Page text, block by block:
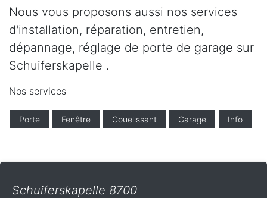
Nous vous proposons aussi nos services
d'installation, réparation, entretien,
dépannage, réglage de porte de garage sur
Schuiferskapelle .
Nos services
Porte Fenêtre Couelissant Garage Info
Schuiferskapelle 8700